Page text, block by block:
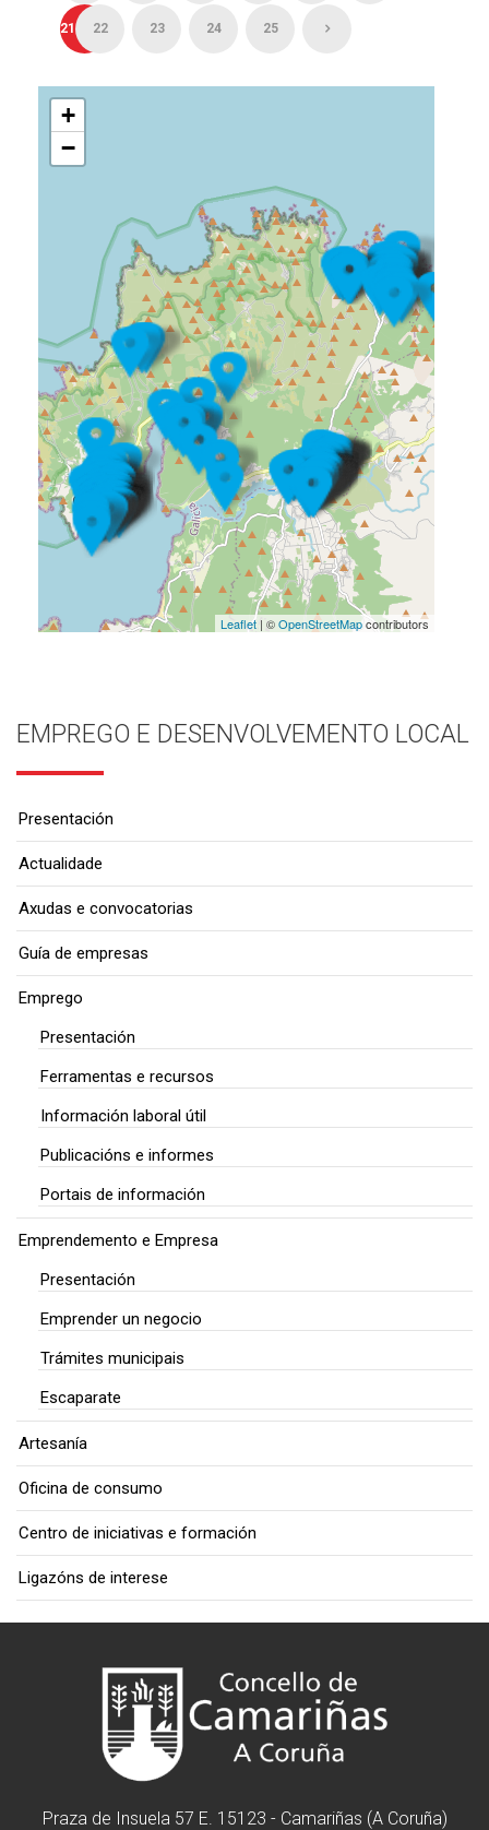
21 22 23 24 25
+
−
Leaflet| ©OpenStreetMapcontributors
EMPREGO E DESENVOLVEMENTO LOCAL
Presentación
Actualidade
Axudas e convocatorias
Guía de empresas
Emprego
Presentación
Ferramentas e recursos
Información laboral útil
Publicacións e informes
Portais de información
Emprendemento e Empresa
Presentación
Emprender un negocio
Trámites municipais
Escaparate
Artesanía
Oficina de consumo
Centro de iniciativas e formación
Ligazóns de interese
Praza de Insuela 57 E. 15123 - Camariñas (A Coruña)